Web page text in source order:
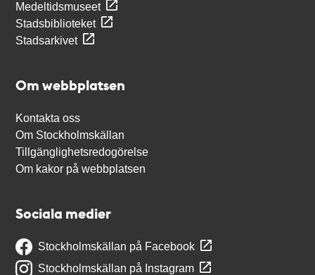
Medeltidsmuseet
Stadsbiblioteket
Stadsarkivet
Om webbplatsen
Kontakta oss
Om Stockholmskällan
Tillgänglighetsredogörelse
Om kakor på webbplatsen
Sociala medier
Stockholmskällan på Facebook
Stockholmskällan på Instagram